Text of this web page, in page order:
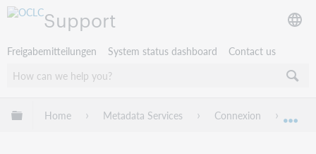
Support
Freigabemitteilungen System status dashboard Contact us
Globale Hierarchie expandieren/verbergen
Home Metadata Services Connexion